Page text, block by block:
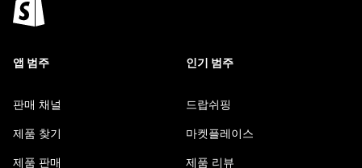
앱 범주
판매 채널
제품 찾기
제품 판매
인기 범주
드랍쉬핑
마켓플레이스
제품 리뷰